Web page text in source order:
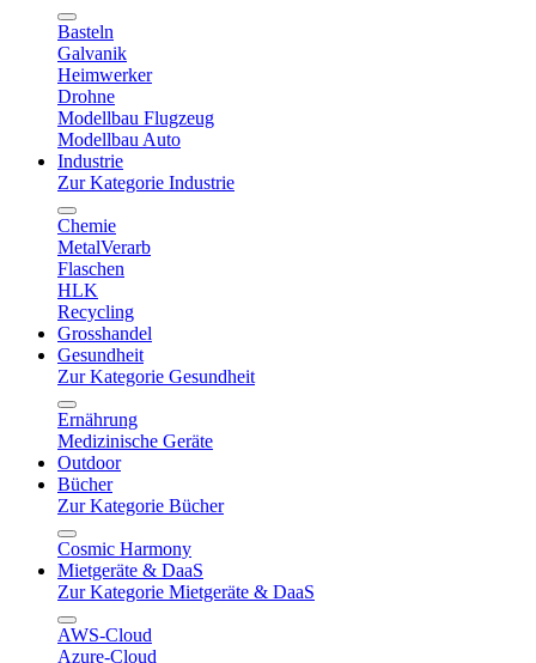
Basteln
Galvanik
Heimwerker
Drohne
Modellbau Flugzeug
Modellbau Auto
Industrie
Zur Kategorie Industrie
Chemie
MetalVerarb
Flaschen
HLK
Recycling
Grosshandel
Gesundheit
Zur Kategorie Gesundheit
Ernährung
Medizinische Geräte
Outdoor
Bücher
Zur Kategorie Bücher
Cosmic Harmony
Mietgeräte & DaaS
Zur Kategorie Mietgeräte & DaaS
AWS-Cloud
Azure-Cloud